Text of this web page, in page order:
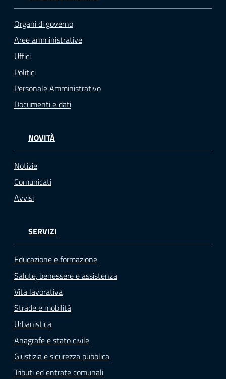
Organi di governo
Aree amministrative
Uffici
Politici
Personale Amministrativo
Documenti e dati
NOVITÀ
Notizie
Comunicati
Avvisi
SERVIZI
Educazione e formazione
Salute, benessere e assistenza
Vita lavorativa
Strade e mobilità
Urbanistica
Anagrafe e stato civile
Giustizia e sicurezza pubblica
Tributi ed entrate comunali